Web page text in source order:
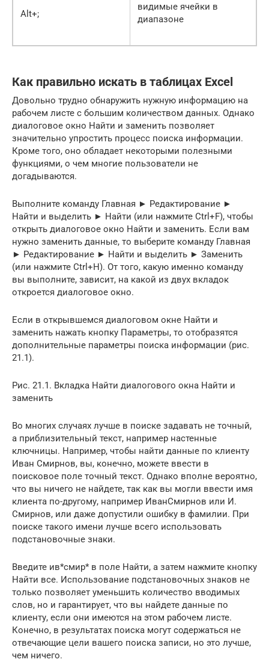
Alt+;
видимые ячейки в
диапазоне
Как правильно искать в таблицах Excel
Довольно трудно обнаружить нужную информацию на
рабочем листе с большим количеством данных. Однако
диалоговое окно Найти и заменить позволяет
значительно упростить процесс поиска информации.
Кроме того, оно обладает некоторыми полезными
функциями, о чем многие пользователи не
догадываются.
Выполните команду Главная ► Редактирование ►
Найти и выделить ► Найти (или нажмите Ctrl+F), чтобы
открыть диалоговое окно Найти и заменить. Если вам
нужно заменить данные, то выберите команду Главная
► Редактирование ► Найти и выделить ► Заменить
(или нажмите Ctrl+H). От того, какую именно команду
вы выполните, зависит, на какой из двух вкладок
откроется диалоговое окно.
Если в открывшемся диалоговом окне Найти и
заменить нажать кнопку Параметры, то отобразятся
дополнительные параметры поиска информации (рис.
21.1).
Рис. 21.1. Вкладка Найти диалогового окна Найти и
заменить
Во многих случаях лучше в поиске задавать не точный,
а приблизительный текст, например настенные
ключницы. Например, чтобы найти данные по клиенту
Иван Смирнов, вы, конечно, можете ввести в
поисковое поле точный текст. Однако вполне вероятно,
что вы ничего не найдете, так как вы могли ввести имя
клиента по-другому, например ИванСмирнов или И.
Смирнов, или даже допустили ошибку в фамилии. При
поиске такого имени лучше всего использовать
подстановочные знаки.
Введите ив*смир* в поле Найти, а затем нажмите кнопку
Найти все. Использование подстановочных знаков не
только позволяет уменьшить количество вводимых
слов, но и гарантирует, что вы найдете данные по
клиенту, если они имеются на этом рабочем листе.
Конечно, в результатах поиска могут содержаться не
отвечающие цели вашего поиска записи, но это лучше,
чем ничего.